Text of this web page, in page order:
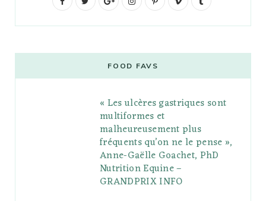
b
t
g
l
e
P
l
s
t
a
g
r
a
m
e
r
e
s
o
l
r
FOOD FAVS
« Les ulcères gastriques sont
multiformes et
malheureusement plus
fréquents qu’on ne le pense »,
Anne-Gaëlle Goachet, PhD
Nutrition Equine –
GRANDPRIX INFO